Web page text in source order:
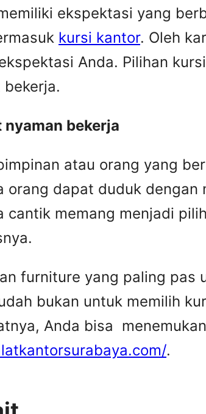
ekspektasi yang
kursi kantor. Oleh
Anda. Pilihan
nyaman bekerja
atau orang yang
orang dapat duduk
cantik memang menjadi
furniture yang paling
bukan untuk memilih
Anda bisa
.